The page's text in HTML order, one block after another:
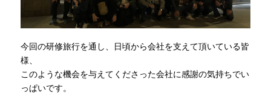
今回の研修旅行を通し、日頃から会社を支えて頂いている皆
様、
このような機会を与えてくださった会社に感謝の気持ちでい
っぱいです。